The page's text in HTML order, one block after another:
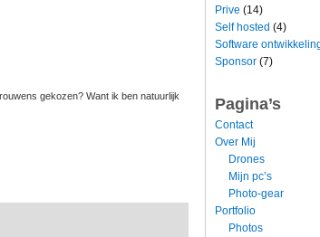
gekozen? Want ik ben natuurlijk
Prive (14)
Self hosted (4)
Software
Sponsor (7)
Pagina’s
Contact
Over Mij
Drones
Mijn pc’s
Photo-gear
Portfolio
Photos